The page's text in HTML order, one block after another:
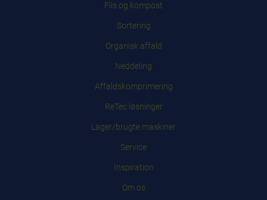
Flis og kompost
Sortering
Organisk affald
Neddeling
Affaldskomprimering
ReTec løsninger
Lager/brugte maskiner
Service
Inspiration
Om os